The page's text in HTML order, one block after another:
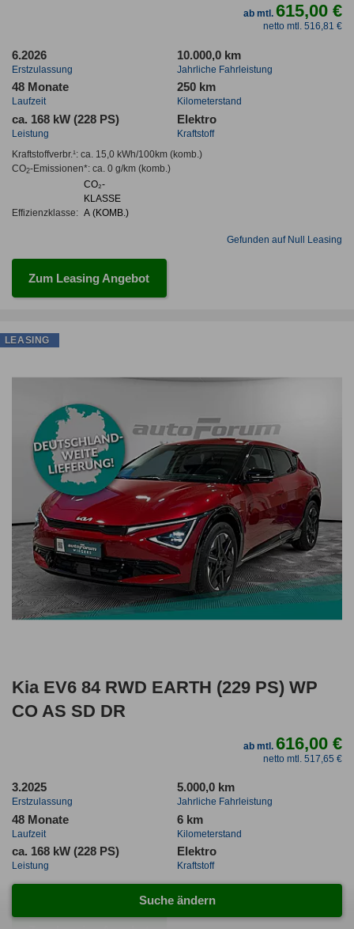
ab mtl.615,00 €
netto mtl. 516,81 €
6.2026
Erstzulassung
10.000,0 km
Jahrliche Fahrleistung
48 Monate
Laufzeit
250 km
Kilometerstand
ca. 168 kW (228 PS)
Leistung
Elektro
Kraftstoff
Kraftstoffverbr.¹: ca. 15,0 kWh/100km(komb.)
CO2-Emissionen*: ca. 0 g/km(komb.)
Effizienzklasse:
CO₂-
KLASSE
A (KOMB.)
Gefunden auf Null Leasing
Zum Leasing Angebot
Kia EV6 84 RWD EARTH (229 PS) WP
CO AS SD DR
ab mtl.616,00 €
netto mtl. 517,65 €
3.2025
Erstzulassung
5.000,0 km
Jahrliche Fahrleistung
48 Monate
Laufzeit
6 km
Kilometerstand
ca. 168 kW (228 PS)
Leistung
Elektro
Kraftstoff
LEASING
Suche ändern